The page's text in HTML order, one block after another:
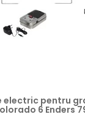
pentru
6 Enders